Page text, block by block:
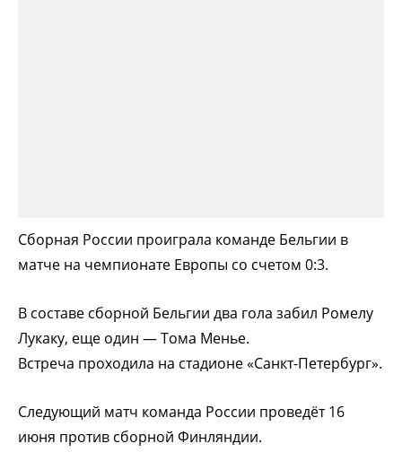
Сборная России проиграла команде Бельгии в
матче на чемпионате Европы со счетом 0:3.
В составе сборной Бельгии два гола забил Ромелу
Лукаку, еще один — Тома Менье.
Встреча проходила на стадионе «Санкт-Петербург».
Следующий матч команда России проведёт 16
июня против сборной Финляндии.